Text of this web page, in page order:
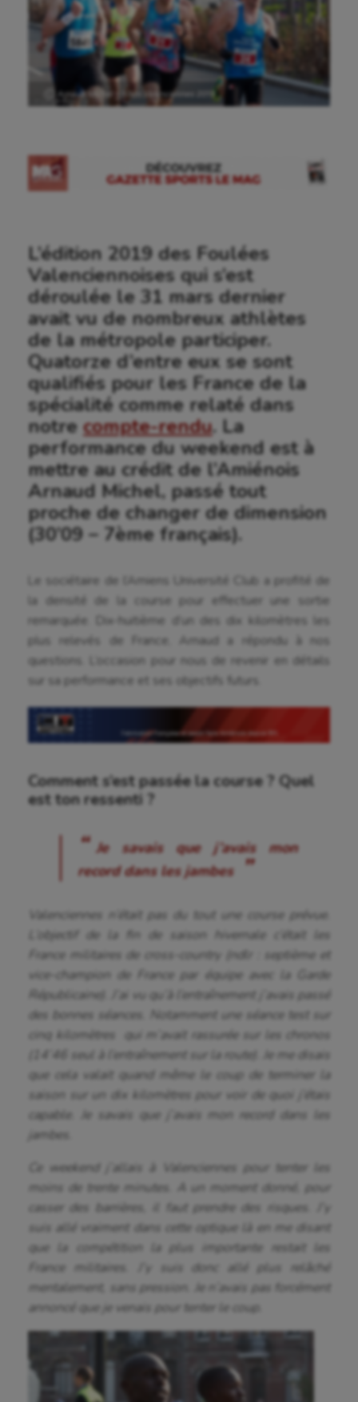
Ⓒ Arnaud Michel – 10km Valenciennes 2019
L’édition 2019 des Foulées
Valenciennoises qui s’est
déroulée le 31 mars dernier
avait vu de nombreux athlètes
de la métropole participer.
Quatorze d’entre eux se sont
qualifiés pour les France de la
spécialité comme relaté dans
notrecompte-rendu. La
performance du weekend est à
mettre au crédit de l’Amiénois
Arnaud Michel, passé tout
proche de changer de dimension
(30’09 – 7ème français).
Le sociétaire de l’Amiens Université Club a profité de
la densité de la course pour effectuer une sortie
remarquée. Dix-huitième d’un des dix kilomètres les
plus relevés de France, Arnaud a répondu à nos
questions. L’occasion pour nous de revenir en détails
sur sa performance et ses objectifs futurs.
Comment s’est passée la course ? Quel
est ton ressenti ?
Je savais que j’avais mon
record dans les jambes
Valenciennes n’était pas du tout une course prévue.
L’objectif de la fin de saison hivernale c’était les
France militaires de cross-country (ndlr : septième et
vice-champion de France par équipe avec la Garde
Républicaine). J’ai vu qu’à l’entraînement j’avais passé
des bonnes séances. Notamment une séance test sur
cinq kilomètres qui m’avait rassurée sur les chronos
(14’46 seul à l’entraînement sur la route). Je me disais
que cela valait quand même le coup de terminer la
saison sur un dix kilomètres pour voir de quoi j’étais
capable. Je savais que j’avais mon record dans les
jambes.
Ce weekend j’allais à Valenciennes pour tenter les
moins de trente minutes. A un moment donné, pour
casser des barrières, il faut prendre des risques. J’y
suis allé vraiment dans cette optique là en me disant
que la compétition la plus importante restait les
France militaires. J’y suis donc allé plus relâché
mentalement, sans pression. Je n’avais pas forcément
annoncé que je venais pour tenter le coup.